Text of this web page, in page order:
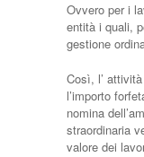
Ovvero per i
entità i quali,
gestione
Così, l’
l’importo
nomina
straordinaria
valore dei